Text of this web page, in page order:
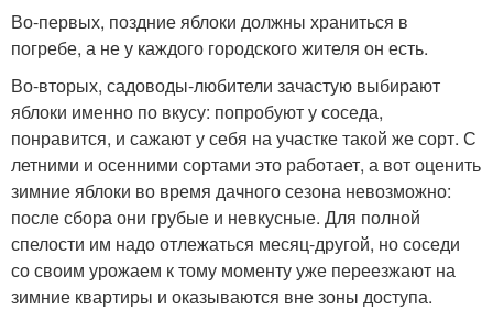
Во-первых, поздние яблоки должны храниться в
погребе, а не у каждого городского жителя он есть.
Во-вторых, садоводы-любители зачастую выбирают
яблоки именно по вкусу: попробуют у соседа,
понравится, и сажают у себя на участке такой же сорт. С
летними и осенними сортами это работает, а вот оценить
зимние яблоки во время дачного сезона невозможно:
после сбора они грубые и невкусные. Для полной
спелости им надо отлежаться месяц-другой, но соседи
со своим урожаем к тому моменту уже переезжают на
зимние квартиры и оказываются вне зоны доступа.